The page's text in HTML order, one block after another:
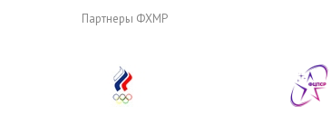
Партнеры ФХМР